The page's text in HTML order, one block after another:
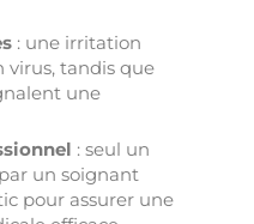
: une irritation
virus, tandis que
une
: seul un
un soignant
pour assurer une